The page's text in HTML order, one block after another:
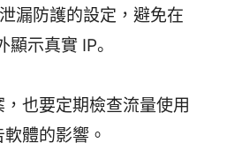
漏防護的設定，避免在
示真實 IP。
也要定期檢查流量使用
體的影響。